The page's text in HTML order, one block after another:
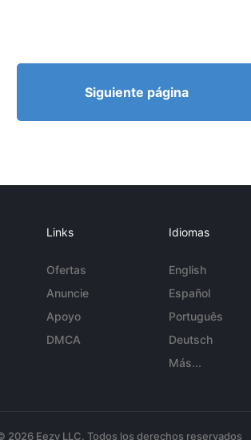
Siguiente página
Links
Ofertas
Anuncie
Apoyo
DMCA
Idiomas
English
Español
Português
Deutsch
Más...
2026 Eezy LLC. Todos los derechos reservados